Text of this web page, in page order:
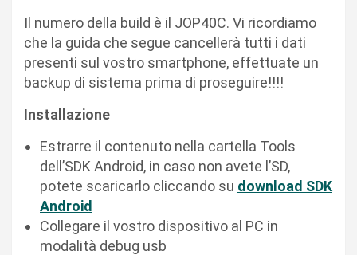
Il numero della build è il JOP40C. Vi ricordiamo
che la guida che segue cancellerà tutti i dati
presenti sul vostro smartphone, effettuate un
backup di sistema prima di proseguire!!!!
Installazione
Estrarre il contenuto nella cartella Tools
dell’SDK Android, in caso non avete l’SD,
potete scaricarlo cliccando su download SDK
Android
Collegare il vostro dispositivo al PC in
modalità debug usb